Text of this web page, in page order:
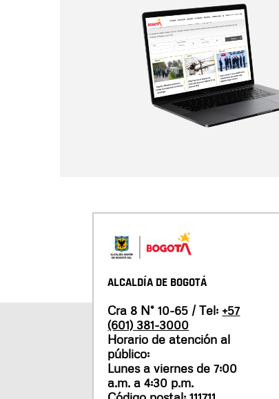
ALCALDÍA DE BOGOTÁ
Cra 8 N° 10-65 / Tel: +57
(601) 381-3000
Horario de atención al
público:
Lunes a viernes de 7:00
a.m. a 4:30 p.m.